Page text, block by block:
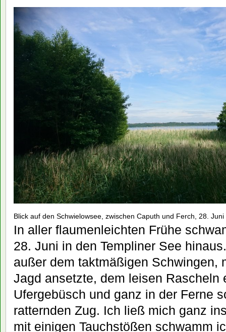
Blick auf den Schwielowsee, zwischen Caputh und Ferch, 28. Juni
In aller flaumenleichten Frühe
28. Juni in den Templiner See
außer dem taktmäßigen Schwingen,
Jagd ansetzte, dem leisen Rascheln
Ufergebüsch und ganz in der Ferne
ratternden Zug. Ich ließ mich ganz
mit einigen Tauchstößen schwamm